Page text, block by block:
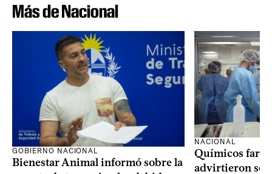
Más de Nacional
GOBIERNO NACIONAL
Bienestar Animal informó sobre la
NACIONAL
Químicos
advirtieron